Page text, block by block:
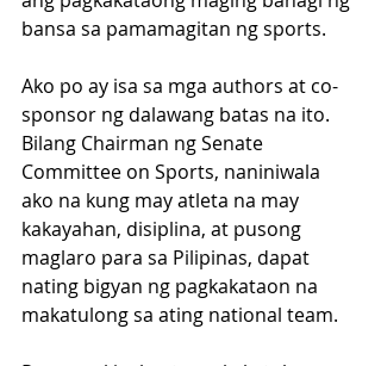
bansa sa pamamagitan ng sports.
Ako po ay isa sa mga authors at co-
sponsor ng dalawang batas na ito.
Bilang Chairman ng Senate
Committee on Sports, naniniwala
ako na kung may atleta na may
kakayahan, disiplina, at pusong
maglaro para sa Pilipinas, dapat
nating bigyan ng pagkakataon na
makatulong sa ating national team.